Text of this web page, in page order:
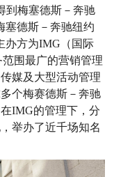
到梅塞德斯－奔驰
塞德斯－奔驰纽约
办方为IMG（国际
围最广的营销管理
媒及大型活动管理
个梅赛德斯－奔驰
IMG的管理下，分
举办了近千场知名